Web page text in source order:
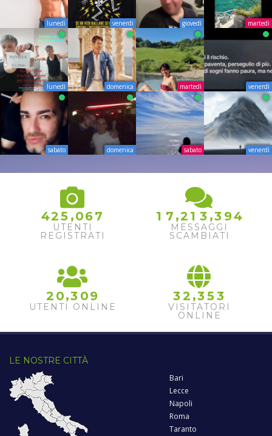
lunedì venerdì giovedì martedì
lunedì domenica martedì venerdì
sabato domenica sabato venerdì
425 ,067
UTENTI
REGISTRATI
1 7 ,2 1 3 ,3 94
MESSAGGI
SCAMBIATI
2 0,3 09
UTENTI ONLINE
32 ,353
VISITATORI
ONLINE
LE NOSTRE CITTÀ
Bari
Lecce
Napoli
Roma
Taranto